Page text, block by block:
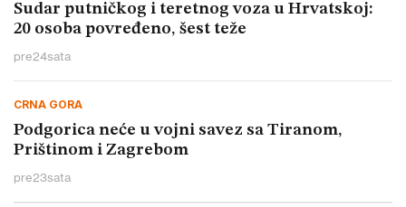
Sudar putničkog i teretnog voza u Hrvatskoj:
20 osoba povređeno, šest teže
pre24sata
CRNA GORA
Podgorica neće u vojni savez sa Tiranom,
Prištinom i Zagrebom
pre23sata